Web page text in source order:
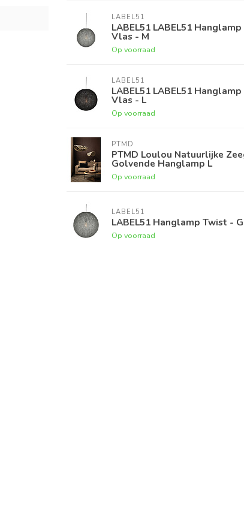
LABEL51
LABEL51 LABEL51
Vlas - M
Op voorraad
LABEL51
LABEL51 LABEL51
Vlas - L
Op voorraad
PTMD
PTMD Loulou Natuurlijke
Golvende Hanglamp L
Op voorraad
LABEL51
LABEL51 Hanglamp Twist -
Op voorraad